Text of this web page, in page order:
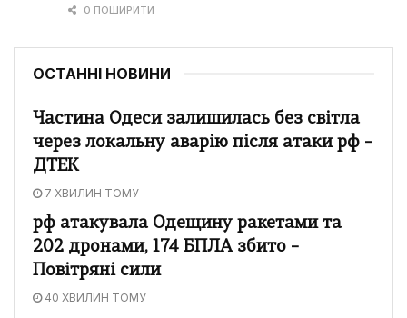
0 ПОШИРИТИ
ОСТАННІ НОВИНИ
Частина Одеси залишилась без світла
через локальну аварію після атаки рф –
ДТЕК
7 ХВИЛИН ТОМУ
рф атакувала Одещину ракетами та
202 дронами, 174 БПЛА збито –
Повітряні сили
40 ХВИЛИН ТОМУ